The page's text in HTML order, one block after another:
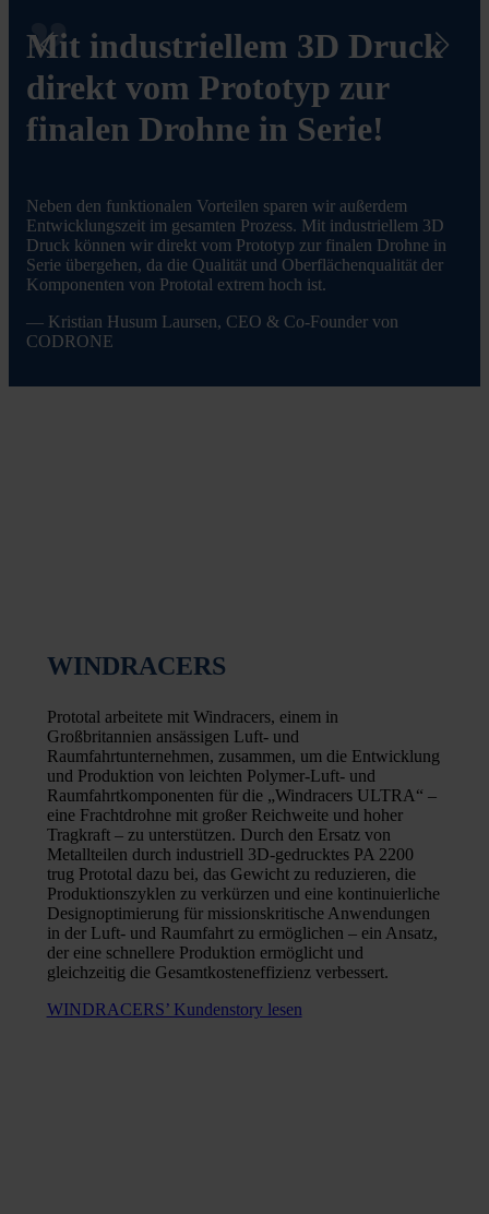
Mit industriellem 3D Druck
direkt vom Prototyp zur
finalen Drohne in Serie!
Neben den funktionalen Vorteilen sparen wir außerdem
Entwicklungszeit im gesamten Prozess. Mit industriellem 3D
Druck können wir direkt vom Prototyp zur finalen Drohne in
Serie übergehen, da die Qualität und Oberflächenqualität der
Komponenten von Prototal extrem hoch ist.
— Kristian Husum Laursen, CEO & Co-Founder von
CODRONE
WINDRACERS
Prototal arbeitete mit Windracers, einem in
Großbritannien ansässigen Luft- und
Raumfahrtunternehmen, zusammen, um die Entwicklung
und Produktion von leichten Polymer-Luft- und
Raumfahrtkomponenten für die „Windracers ULTRA“ –
eine Frachtdrohne mit großer Reichweite und hoher
Tragkraft – zu unterstützen. Durch den Ersatz von
Metallteilen durch industriell 3D-gedrucktes PA 2200
trug Prototal dazu bei, das Gewicht zu reduzieren, die
Produktionszyklen zu verkürzen und eine kontinuierliche
Designoptimierung für missionskritische Anwendungen
in der Luft- und Raumfahrt zu ermöglichen – ein Ansatz,
der eine schnellere Produktion ermöglicht und
gleichzeitig die Gesamtkosteneffizienz verbessert.
WINDRACERS’ Kundenstory lesen